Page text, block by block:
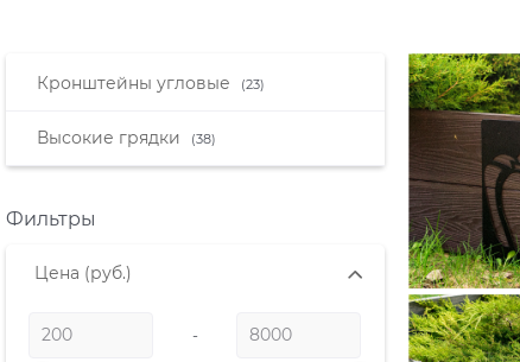
Кронштейны угловые (23)
Высокие грядки (38)
Фильтры
Цена (руб.)
-